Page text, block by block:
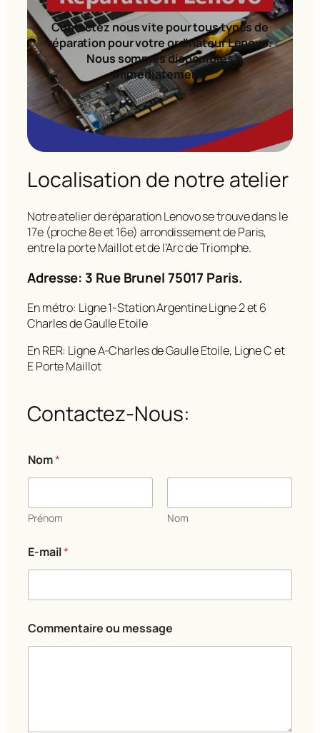
Contactez nous vite pour tous types de
réparation pour votre ordinateur Lenovo.
Nous sommes disponibles
immédiatement!
Localisation de notre atelier
Notre atelier de réparation Lenovo se trouve dans le
17e (proche 8e et 16e) arrondissement de Paris,
entre la porte Maillot et de l’Arc de Triomphe.
Adresse: 3 Rue Brunel 75017 Paris.
En métro: Ligne 1-Station Argentine Ligne 2 et 6
Charles de Gaulle Etoile
En RER: Ligne A-Charles de Gaulle Etoile, Ligne C et
E Porte Maillot
Contactez-Nous:
Nom*
Prénom Nom
E-mail*
e
s
Commentaire ou message